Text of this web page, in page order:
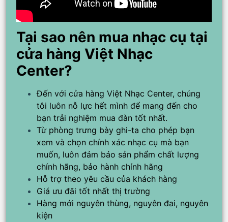
Tại sao nên mua nhạc cụ tại
cửa hàng Việt Nhạc
Center?
Đến với cửa hàng Việt Nhạc Center, chúng
tôi luôn nỗ lực hết mình để mang đến cho
bạn trải nghiệm mua đàn tốt nhất.
Từ phòng trưng bày ghi-ta cho phép bạn
xem và chọn chính xác nhạc cụ mà bạn
muốn, luôn đảm bảo sản phẩm chất lượng
chính hãng, bảo hành chính hãng
Hỗ trợ theo yêu cầu của khách hàng
Giá ưu đãi tốt nhất thị trường
Hàng mới nguyên thùng, nguyên đai, nguyên
kiện